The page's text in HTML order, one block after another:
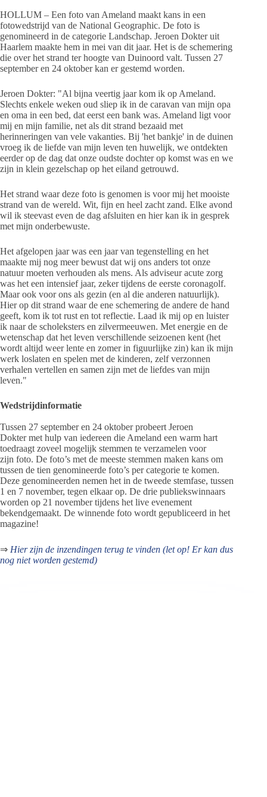
HOLLUM – Een foto van Ameland maakt kans in een
fotowedstrijd van de National Geographic. De foto is
genomineerd in de categorie Landschap. Jeroen Dokter uit
Haarlem maakte hem in mei van dit jaar. Het is de schemering
die over het strand ter hoogte van Duinoord valt. Tussen 27
september en 24 oktober kan er gestemd worden.
Jeroen Dokter: "Al bijna veertig jaar kom ik op Ameland.
Slechts enkele weken oud sliep ik in de caravan van mijn opa
en oma in een bed, dat eerst een bank was. Ameland ligt voor
mij en mijn familie, net als dit strand bezaaid met
herinneringen van vele vakanties. Bij 'het bankje' in de duinen
vroeg ik de liefde van mijn leven ten huwelijk, we ontdekten
eerder op de dag dat onze oudste dochter op komst was en we
zijn in klein gezelschap op het eiland getrouwd.
Het strand waar deze foto is genomen is voor mij het mooiste
strand van de wereld. Wit, fijn en heel zacht zand. Elke avond
wil ik steevast even de dag afsluiten en hier kan ik in gesprek
met mijn onderbewuste.
Het afgelopen jaar was een jaar van tegenstelling en het
maakte mij nog meer bewust dat wij ons anders tot onze
natuur moeten verhouden als mens. Als adviseur acute zorg
was het een intensief jaar, zeker tijdens de eerste coronagolf.
Maar ook voor ons als gezin (en al die anderen natuurlijk).
Hier op dit strand waar de ene schemering de andere de hand
geeft, kom ik tot rust en tot reflectie. Laad ik mij op en luister
ik naar de scholeksters en zilvermeeuwen. Met energie en de
wetenschap dat het leven verschillende seizoenen kent (het
wordt altijd weer lente en zomer in figuurlijke zin) kan ik mijn
werk loslaten en spelen met de kinderen, zelf verzonnen
verhalen vertellen en samen zijn met de liefdes van mijn
leven."
Wedstrijdinformatie
Tussen 27 september en 24 oktober probeert Jeroen
Dokter met hulp van iedereen die Ameland een warm hart
toedraagt zoveel mogelijk stemmen te verzamelen voor
zijn foto. De foto’s met de meeste stemmen maken kans om
tussen de tien genomineerde foto’s per categorie te komen.
Deze genomineerden nemen het in de tweede stemfase, tussen
1 en 7 november, tegen elkaar op. De drie publiekswinnaars
worden op 21 november tijdens het live evenement
bekendgemaakt. De winnende foto wordt gepubliceerd in het
magazine!
⇒ Hier zijn de inzendingen terug te vinden (let op! Er kan dus
nog niet worden gestemd)